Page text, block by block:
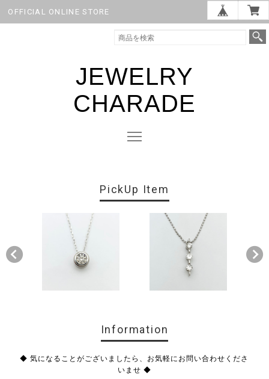
OFFICIAL ONLINE STORE
JEWELRY
CHARADE
PickUp Item
Information
◆ 気になることがございましたら、お気軽にお問い合わせくださ
いませ ◆